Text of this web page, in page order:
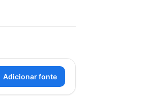
Adicionar fonte